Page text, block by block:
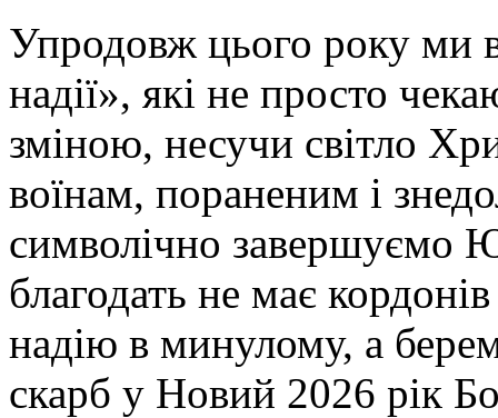
Упродовж цього року ми
надії», які не просто
зміною, несучи світло
воїнам, пораненим і
символічно завершуємо
благодать не має
надію в минулому, а
скарб у Новий 2026 рік